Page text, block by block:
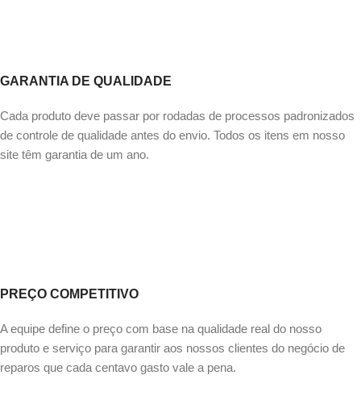
GARANTIA DE QUALIDADE
Cada produto deve passar por rodadas de processos padronizados
de controle de qualidade antes do envio. Todos os itens em nosso
site têm garantia de um ano.
PREÇO COMPETITIVO
A equipe define o preço com base na qualidade real do nosso
produto e serviço para garantir aos nossos clientes do negócio de
reparos que cada centavo gasto vale a pena.